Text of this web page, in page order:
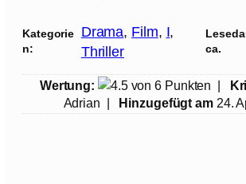
Kategorie
n:
Drama, Film, I
Thriller
ca.
Wertung: |
Adrian | Hinzugefügt am 24.